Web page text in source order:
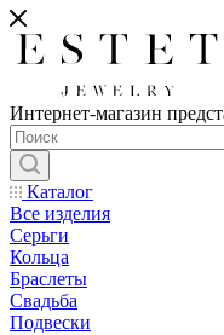
Интернет-магазин
Каталог
Все изделия
Серьги
Кольца
Браслеты
Свадьба
Подвески